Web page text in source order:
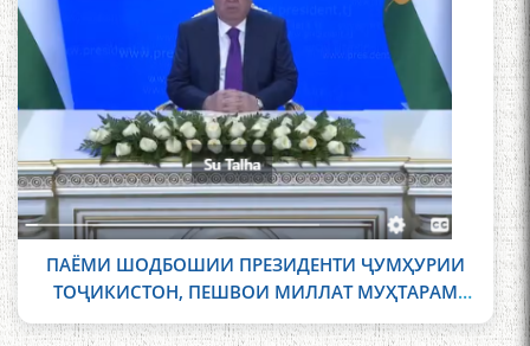
ПАЁМИ ШОДБОШИИ ПРЕЗИДЕНТИ ҶУМҲУРИИ
ТОҶИКИСТОН, ПЕШВОИ МИЛЛАТ МУҲТАРАМ
ЭМОМАЛӢ РАҲМОН БА МУНОСИБАТИ ҚАБУЛИ